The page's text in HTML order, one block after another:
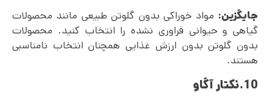
جایگزین: مواد خوراکی بدون گلوتن طبیعی مانند محصولات
گیاهی و حیوانی فراوری نشده را انتخاب کنید. محصولات
بدون گلوتن بدون ارزش غذایی همچنان انتخاب نامناسبی
هستند.
10.نکتار آگاو